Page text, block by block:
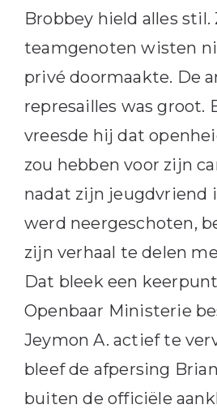
Brobbey hield alles stil.
teamgenoten wisten
privé doormaakte. De
represailles was groot.
vreesde hij dat
zou hebben voor zijn
nadat zijn jeugdvriend
werd neergeschoten,
zijn verhaal te delen
Dat bleek een
Openbaar Ministerie
Jeymon A. actief te
bleef de afpersing
buiten de officiële